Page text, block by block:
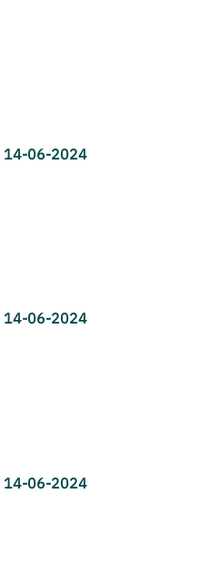
14-06-2024
14-06-2024
14-06-2024